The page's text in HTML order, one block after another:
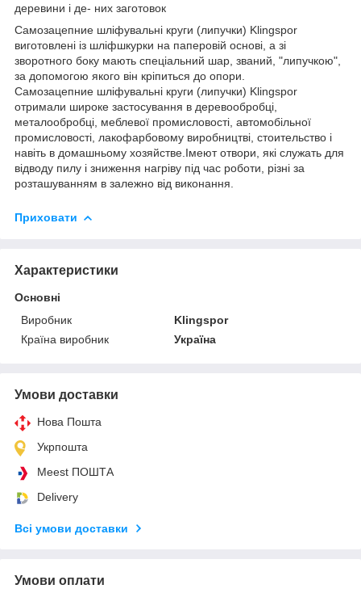
деревини і де- них заготовок
Самозацепние шліфувальні круги (липучки) Klingspor
виготовлені із шліфшкурки на паперовій основі, а зі
зворотного боку мають спеціальний шар, званий, "липучкою",
за допомогою якого він кріпиться до опори.
Самозацепние шліфувальні круги (липучки) Klingspor
отримали широке застосування в деревообробці,
металообробці, меблевої промисловості, автомобільної
промисловості, лакофарбовому виробництві, стоительство і
навіть в домашньому хозяйстве.Імеют отвори, які служать для
відводу пилу і зниження нагріву під час роботи, різні за
розташуванням в залежно від виконання.
Приховати
Характеристики
Основні
Виробник
Klingspor
Країна виробник
Україна
Умови доставки
Нова Пошта
Укрпошта
Meest ПОШТА
Delivery
Всі умови доставки
Умови оплати